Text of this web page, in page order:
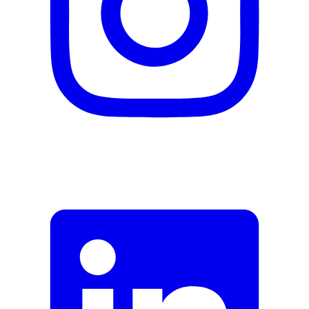
Fermer le formulaire
Envoyer
Signaler des données erronées